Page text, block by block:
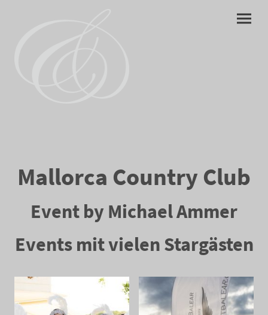
Mallorca Country Club
Event by Michael Ammer
Events mit vielen Stargästen